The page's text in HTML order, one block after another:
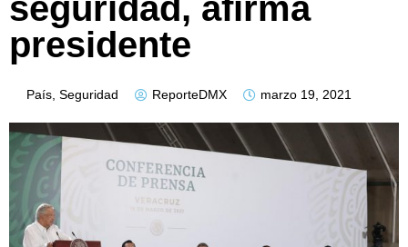
seguridad, afirma
presidente
País Seguridad ReporteDMX marzo 19, 2021